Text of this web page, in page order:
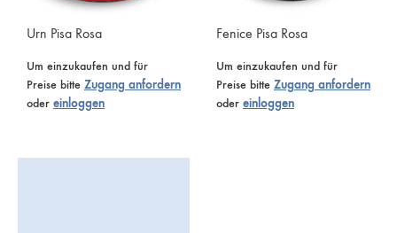
Urn Pisa Rosa
Um einzukaufen und für
Preise bitte Zugang anfordern
oder einloggen
Fenice Pisa Rosa
Um einzukaufen und für
Preise bitte Zugang anfordern
oder einloggen